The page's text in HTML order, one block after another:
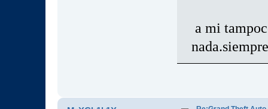
a mi